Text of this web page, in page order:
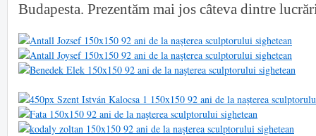
Budapesta. Prezentăm mai jos câteva dintre